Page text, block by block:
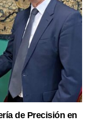
de Precisión en